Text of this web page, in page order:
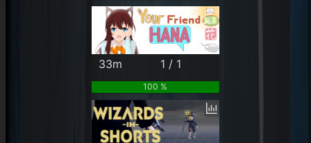
33m 1 / 1
100 %